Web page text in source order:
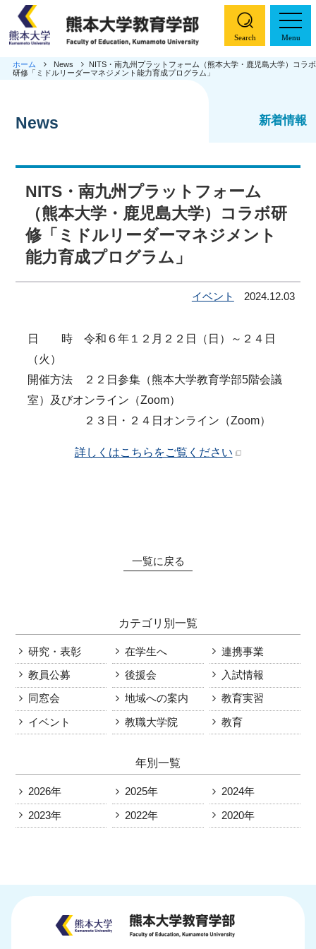
Search
ホーム News
NITS・南九州プラットフォーム（熊本大学・鹿児島大学）コラボ
研修「ミドルリーダーマネジメント能力育成プログラム」
News 新着情報
NITS・南九州プラットフォーム
（熊本大学・鹿児島大学）コラボ研
修「ミドルリーダーマネジメント
能力育成プログラム」
イベント 2024.12.03
日 時 令和６年１２月２２日（日）～２４日
（火）
開催方法 ２２日参集（熊本大学教育学部5階会議
室）及びオンライン（Zoom）
２３日・２４日オンライン（Zoom）
詳しくはこちらをご覧ください
一覧に戻る
カテゴリ別一覧
研究・表彰 在学生へ 連携事業
教員公募 後援会 入試情報
同窓会 地域への案内 教育実習
イベント 教職大学院 教育
年別一覧
2026年 2025年 2024年
2023年 2022年 2020年
Menu
特色ある取り組み
入試情報
在学生の方
アクセス